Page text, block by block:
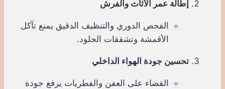
إطالة عمر الأثاث والفرش
الفحص الدوري والتنظيف الدقيق يمنع تآكل
الأقمشة وتشققات الجلود.
تحسين جودة الهواء الداخلي
القضاء على العفن والفطريات يرفع جودة